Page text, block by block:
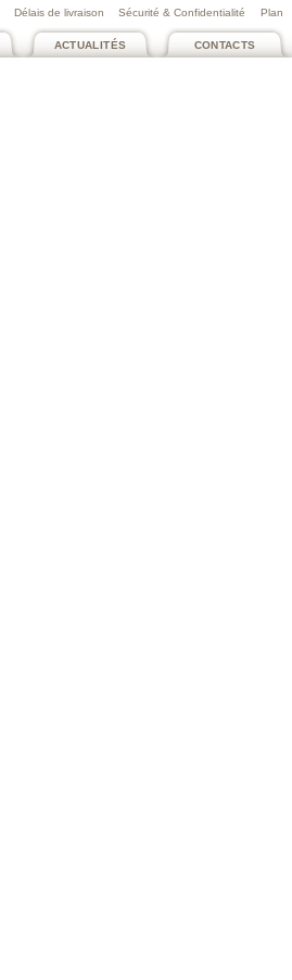
Plan
Délais de livraison Sécurité & Confidentialité
CONTACTS
ACTUALITÉS